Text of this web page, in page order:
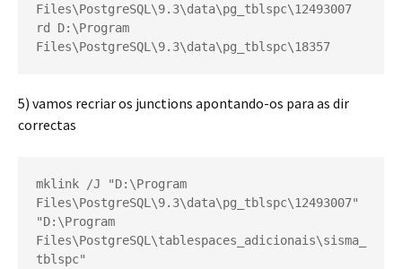
Files\PostgreSQL\9.3\data\pg_tblspc\12493007
rd D:\Program
Files\PostgreSQL\9.3\data\pg_tblspc\18357
5) vamos recriar os junctions apontando-os para as dir
correctas
mklink /J "D:\Program
Files\PostgreSQL\9.3\data\pg_tblspc\12493007"
"D:\Program
Files\PostgreSQL\tablespaces_adicionais\sisma_
tblspc"